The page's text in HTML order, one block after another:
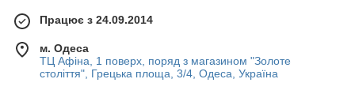
Працює з 24.09.2014
м. Одеса
ТЦ Афіна, 1 поверх, поряд з магазином "Золоте
століття", Грецька площа, 3/4, Одеса, Україна